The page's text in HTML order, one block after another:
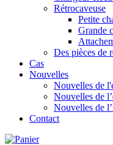
Rétrocaveuse
Petite
Grande
Des pièces de
Cas
Nouvelles
Nouvelles de
Nouvelles de
Nouvelles de
Contact